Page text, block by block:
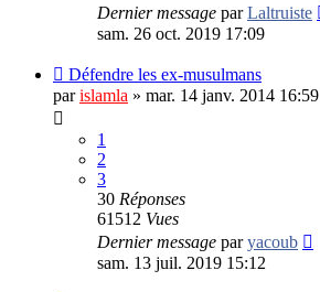
Dernier message parLaltruiste
sam. 26 oct. 2019 17:09
Défendre les ex-musulmans
parislamla » mar. 14 janv. 2014 16:59
1
2
3
30 Réponses
61512 Vues
Dernier message paryacoub
sam. 13 juil. 2019 15:12